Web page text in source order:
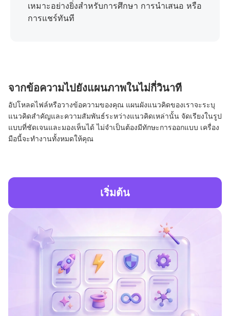
เหมาะอย่างยิ่งสำหรับการศึกษา การนำเสนอ หรือ
การแชร์ทันที
จากข้อความไปยังแผนภาพในไม่กี่วินาที
อัปโหลดไฟล์หรือวางข้อความของคุณ แผนผังแนวคิดของเราจะระบุ
แนวคิดสำคัญและความสัมพันธ์ระหว่างแนวคิดเหล่านั้น จัดเรียงในรูป
แบบที่ชัดเจนและมองเห็นได้ ไม่จำเป็นต้องมีทักษะการออกแบบ เครื่อง
มือนี้จะทำงานทั้งหมดให้คุณ
เริ่มต้น